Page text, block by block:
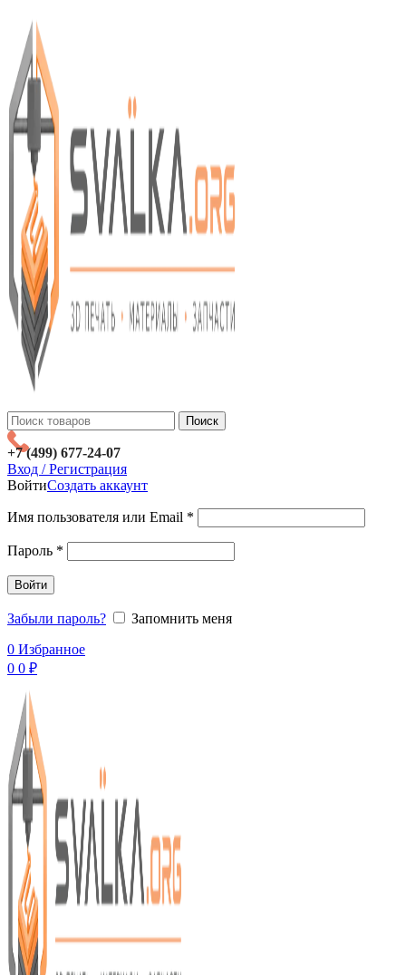
Поиск
+7 (499) 677-24-07
Вход / Регистрация
ВойтиСоздать аккаунт
Имя пользователя или Email *
Пароль *
Войти
Забыли пароль?
Запомнить меня
0 Избранное
0 0 ₽